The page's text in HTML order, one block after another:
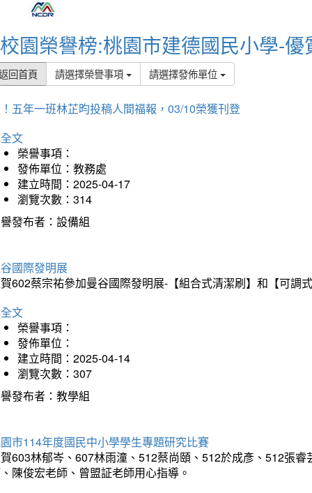
校園榮譽榜:桃園市建德國民小學-優
回首頁 請選擇榮譽事項 請選擇發佈單位
五年一班林芷昀投稿人間福報，03/10榮獲刊登
文
榮譽事項：
發佈單位：教務處
建立時間：2025-04-17
瀏覽次數：314
發布者：設備組
國際發明展
602蔡宗祐參加曼谷國際發明展-【組合式清潔刷】和【可調
文
榮譽事項：
發佈單位：
建立時間：2025-04-14
瀏覽次數：307
發布者：教學組
市114年度國民中小學學生專題研究比賽
603林郁岑、607林雨潼、512蔡尚頤、512於成彥、512張
陳俊宏老師、曾盟証老師用心指導。